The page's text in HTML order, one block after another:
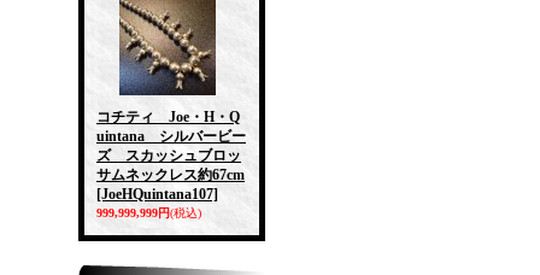
コチティ Joe・H・Q
uintana シルバービー
ズ スカッシュブロッ
サムネックレス約67cm
[JoeHQuintana107]
999,999,999円(税込)